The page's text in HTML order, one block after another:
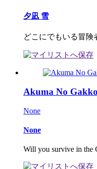
夕凪 雪
どこにでもいる冒
Akuma No Gakko
None
None
Will you survive in the